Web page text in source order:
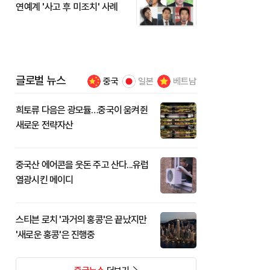
연예계 '사고 후 미조치' 사례
글로벌 뉴스 중국 일본 베트남
희토류 다음은 광모듈…중국이 움켜쥔
새로운 전략자산
중국산 에어콘을 웃돈 주고 산다...유럽
열광시킨 메이디
스티븐 로치 '과거의 홍콩'은 끝났지만
'새로운 홍콩'은 진행중